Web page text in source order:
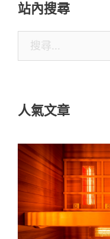
站內搜尋
字:
人氣文章